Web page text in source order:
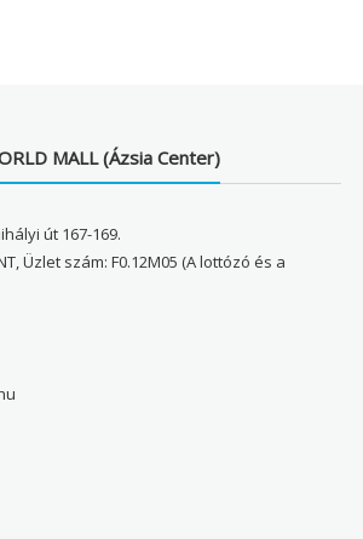
MALL (Ázsia Center)
út 167-169.
Üzlet szám: F0.12M05 (A lottózó és a